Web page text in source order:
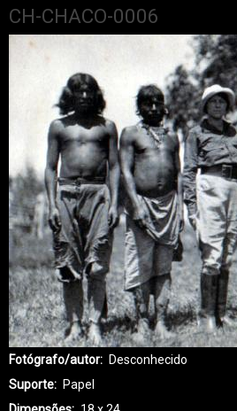
CH-CHACO-0006
Fotógrafo/autor
Desconhecido
Suporte
Papel